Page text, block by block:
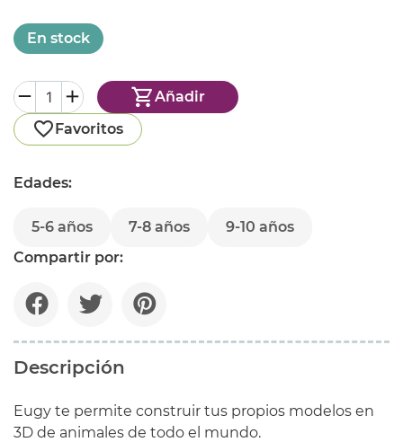
En stock
Añadir
Favoritos
Edades:
5-6 años 7-8 años
9-10 años
Compartir por:
Descripción
Eugy te permite construir tus propios modelos en
3D de animales de todo el mundo.